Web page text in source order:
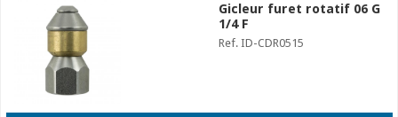
Gicleur furet rotatif 06 G
1/4 F
Ref. ID-CDR0515